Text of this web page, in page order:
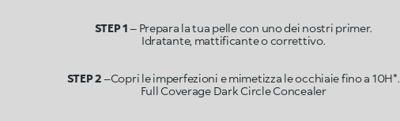
STEP 1– Prepara la tua pelle con uno dei nostri primer.
STEP 2–Copri le imperfezioni e mimetizza le occhiaie fino a 10H*.
Full Coverage Dark Circle Concealer